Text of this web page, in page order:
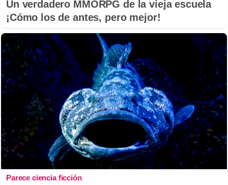
Un verdadero MMORPG de la vieja escuela
¡Cómo los de antes, pero mejor!
Parece ciencia ficción